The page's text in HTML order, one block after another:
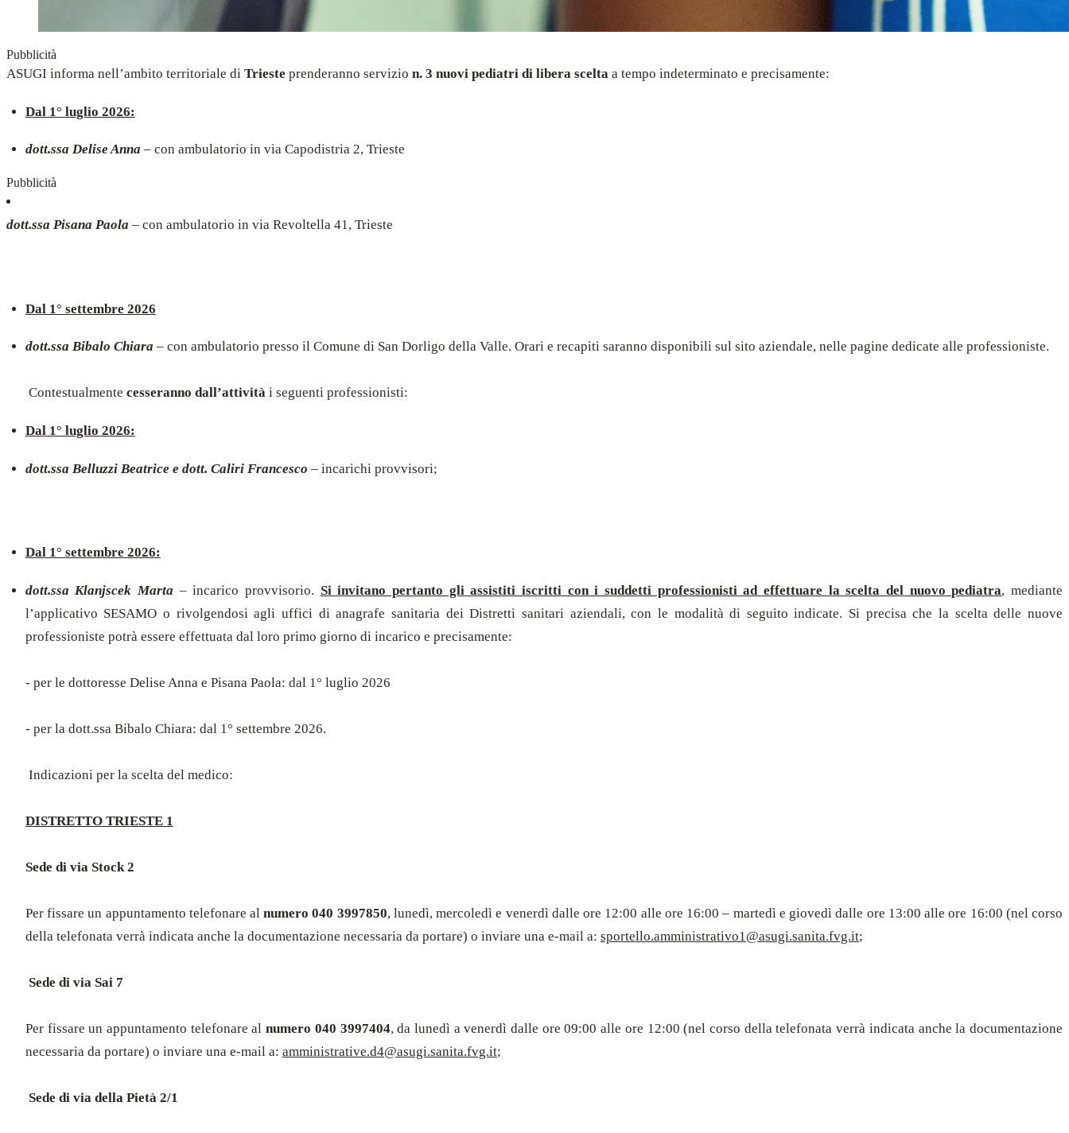
Pubblicità
ASUGI informa nell’ambito territoriale di Trieste prenderanno servizio n. 3 nuovi pediatri di libera scelta a tempo indeterminato e precisamente:
Dal 1° luglio 2026:
dott.ssa Delise Anna – con ambulatorio in via Capodistria 2, Trieste
Pubblicità
dott.ssa Pisana Paola – con ambulatorio in via Revoltella 41, Trieste
Dal 1° settembre 2026
dott.ssa Bibalo Chiara – con ambulatorio presso il Comune di San Dorligo della Valle. Orari e recapiti saranno disponibili sul sito aziendale, nelle pagine dedicate alle professioniste.
Contestualmente cesseranno dall’attivitài seguenti professionisti:
Dal 1° luglio 2026:
dott.ssa Belluzzi Beatrice e dott. Caliri Francesco – incarichi provvisori;
Dal 1° settembre 2026:
dott.ssa Klanjscek Marta – incarico provvisorio. Si invitano pertanto gli assistiti iscritti con i suddetti professionisti ad effettuare la scelta del nuovo pediatra, mediante
l’applicativo SESAMO o rivolgendosi agli uffici di anagrafe sanitaria dei Distretti sanitari aziendali, con le modalità di seguito indicate. Si precisa che la scelta delle nuove
professioniste potrà essere effettuata dal loro primo giorno di incarico e precisamente:
- per le dottoresse Delise Anna e Pisana Paola: dal 1° luglio 2026
- per la dott.ssa Bibalo Chiara: dal 1° settembre 2026.
Indicazioni per la scelta del medico:
DISTRETTO TRIESTE 1
Sede di via Stock 2
Per fissare un appuntamento telefonare alnumero 040 3997850, lunedì, mercoledì e venerdì dalle ore 12:00 alle ore 16:00 – martedì e giovedì dalle ore 13:00 alle ore 16:00 (nel corso
della telefonata verrà indicata anche la documentazione necessaria da portare) o inviare una e-mail a: sportello.amministrativo1@asugi.sanita.fvg.it;
Sede di via Sai 7
Per fissare un appuntamento telefonare alnumero 040 3997404, da lunedì a venerdì dalle ore 09:00 alle ore 12:00 (nel corso della telefonata verrà indicata anche la documentazione
necessaria da portare) o inviare una e-mail a: amministrative.d4@asugi.sanita.fvg.it;
Sede di via della Pietà 2/1